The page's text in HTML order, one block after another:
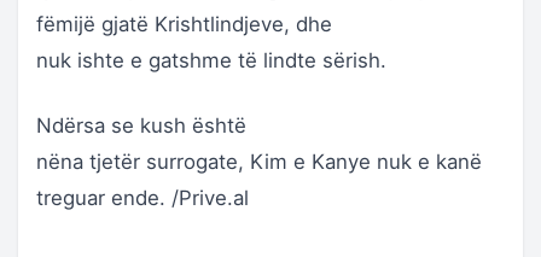
fëmijë gjatë Krishtlindjeve, dhe
nuk ishte e gatshme të lindte sërish.
Ndërsa se kush është
nëna tjetër surrogate, Kim e Kanye nuk e kanë
treguar ende. /Prive.al